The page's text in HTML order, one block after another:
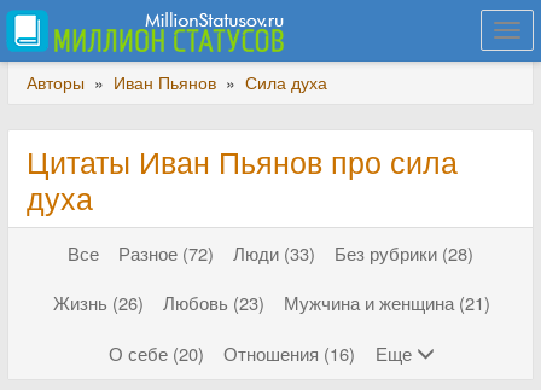
Авторы » Иван Пьянов » Сила духа
Цитаты Иван Пьянов про сила
духа
Все Разное (72) Люди (33)
Без рубрики (28)
Жизнь (26)
Любовь (23)
Мужчина и женщина (21)
О себе (20)
Отношения (16) Еще